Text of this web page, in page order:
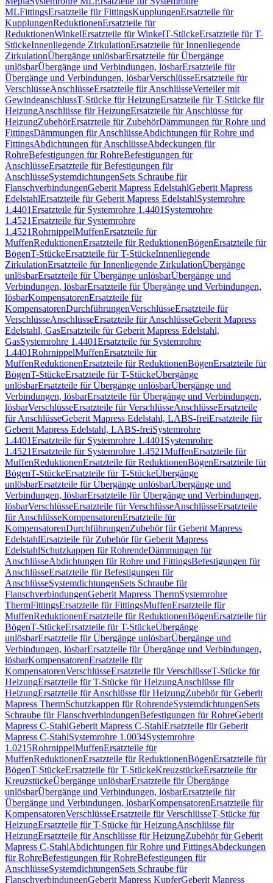
MLFittingsErsatzteile für FittingsKupplungenErsatzteile für
KupplungenReduktionenErsatzteile für
ReduktionenWinkelErsatzteile für WinkelT-StückeErsatzteile für T-
StückeInnenliegende ZirkulationErsatzteile für Innenliegende
ZirkulationÜbergänge unlösbarErsatzteile für Übergänge
unlösbarÜbergänge und Verbindungen, lösbarErsatzteile für
Übergänge und Verbindungen, lösbarVerschlüsseErsatzteile für
VerschlüsseAnschlüsseErsatzteile für AnschlüsseVerteiler mit
GewindeanschlussT-Stücke für HeizungErsatzteile für T-Stücke für
HeizungAnschlüsse für HeizungErsatzteile für Anschlüsse für
HeizungZubehörErsatzteile für ZubehörDämmungen für Rohre und
FittingsDämmungen für AnschlüsseAbdichtungen für Rohre und
FittingsAbdichtungen für AnschlüsseAbdeckungen für
RohreBefestigungen für RohreBefestigungen für
AnschlüsseErsatzteile für Befestigungen für
AnschlüsseSystemdichtungenSets Schraube für
FlanschverbindungenGeberit Mapress EdelstahlGeberit Mapress
EdelstahlErsatzteile für Geberit Mapress EdelstahlSystemrohre
1.4401Ersatzteile für Systemrohre 1.4401 Systemrohre
1.4521Ersatzteile für Systemrohre
1.4521RohrnippelMuffenErsatzteile für
MuffenReduktionenErsatzteile für ReduktionenBögenErsatzteile für
BögenT-StückeErsatzteile für T-StückeInnenliegende
ZirkulationErsatzteile für Innenliegende ZirkulationÜbergänge
unlösbarErsatzteile für Übergänge unlösbarÜbergänge und
Verbindungen, lösbarErsatzteile für Übergänge und Verbindungen,
lösbarKompensatorenErsatzteile für
KompensatorenDurchführungenVerschlüsseErsatzteile für
VerschlüsseAnschlüsseErsatzteile für AnschlüsseGeberit Mapress
Edelstahl, GasErsatzteile für Geberit Mapress Edelstahl,
GasSystemrohre 1.4401Ersatzteile für Systemrohre
1.4401RohrnippelMuffenErsatzteile für
MuffenReduktionenErsatzteile für ReduktionenBögenErsatzteile für
BögenT-StückeErsatzteile für T-StückeÜbergänge
unlösbarErsatzteile für Übergänge unlösbarÜbergänge und
Verbindungen, lösbarErsatzteile für Übergänge und Verbindungen,
lösbarVerschlüsseErsatzteile für VerschlüsseAnschlüsseErsatzteile
für AnschlüsseGeberit Mapress Edelstahl, LABS-freiErsatzteile für
Geberit Mapress Edelstahl, LABS-freiSystemrohre
1.4401Ersatzteile für Systemrohre 1.4401 Systemrohre
1.4521Ersatzteile für Systemrohre 1.4521MuffenErsatzteile für
MuffenReduktionenErsatzteile für ReduktionenBögenErsatzteile für
BögenT-StückeErsatzteile für T-StückeÜbergänge
unlösbarErsatzteile für Übergänge unlösbarÜbergänge und
Verbindungen, lösbarErsatzteile für Übergänge und Verbindungen,
lösbarVerschlüsseErsatzteile für VerschlüsseAnschlüsseErsatzteile
für AnschlüsseKompensatorenErsatzteile für
KompensatorenDurchführungenZubehör für Geberit Mapress
EdelstahlErsatzteile für Zubehör für Geberit Mapress
EdelstahlSchutzkappen für RohrendeDämmungen für
AnschlüsseAbdichtungen für Rohre und FittingsBefestigungen für
AnschlüsseErsatzteile für Befestigungen für
AnschlüsseSystemdichtungenSets Schraube für
FlanschverbindungenGeberit Mapress ThermSystemrohre
ThermFittingsErsatzteile für FittingsMuffenErsatzteile für
MuffenReduktionenErsatzteile für ReduktionenBögenErsatzteile für
BögenT-StückeErsatzteile für T-StückeÜbergänge
unlösbarErsatzteile für Übergänge unlösbarÜbergänge und
Verbindungen, lösbarErsatzteile für Übergänge und Verbindungen,
lösbarKompensatorenErsatzteile für
KompensatorenVerschlüsseErsatzteile für VerschlüsseT-Stücke für
HeizungErsatzteile für T-Stücke für HeizungAnschlüsse für
HeizungErsatzteile für Anschlüsse für HeizungZubehör für Geberit
Mapress ThermSchutzkappen für RohrendeSystemdichtungenSets
Schraube für FlanschverbindungenBefestigungen für RohreGeberit
Mapress C-StahlGeberit Mapress C-StahlErsatzteile für Geberit
Mapress C-StahlSystemrohre 1.0034Systemrohre
1.0215RohrnippelMuffenErsatzteile für
MuffenReduktionenErsatzteile für ReduktionenBögenErsatzteile für
BögenT-StückeErsatzteile für T-StückeKreuzstückeErsatzteile für
KreuzstückeÜbergänge unlösbarErsatzteile für Übergänge
unlösbarÜbergänge und Verbindungen, lösbarErsatzteile für
Übergänge und Verbindungen, lösbarKompensatorenErsatzteile für
KompensatorenVerschlüsseErsatzteile für VerschlüsseT-Stücke für
HeizungErsatzteile für T-Stücke für HeizungAnschlüsse für
HeizungErsatzteile für Anschlüsse für HeizungZubehör für Geberit
Mapress C-StahlAbdichtungen für Rohre und FittingsAbdeckungen
für RohreBefestigungen für RohreBefestigungen für
AnschlüsseSystemdichtungenSets Schraube für
FlanschverbindungenGeberit Mapress KupferGeberit Mapress